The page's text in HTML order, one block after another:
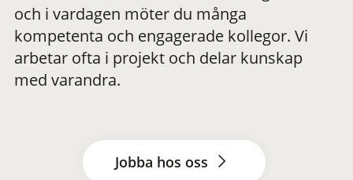
och i vardagen möter du många
kompetenta och engagerade kollegor. Vi
arbetar ofta i projekt och delar kunskap
med varandra.
Jobba hos oss